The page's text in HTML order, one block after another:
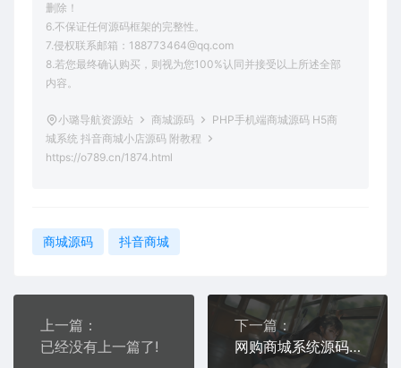
删除！
6.不保证任何源码框架的完整性。
7.侵权联系邮箱：188773464@qq.com
8.若您最终确认购买，则视为您100%认同并接受以上所述全部
内容。
小璐导航资源站 商城源码
PHP手机端商城源码 H5商
城系统 抖音商城小店源码 附教程
https://o789.cn/1874.html
商城源码 抖音商城
上一篇：
已经没有上一篇了!
下一篇：
网购商城系统源码 网店买卖交易平台 积分兑换商城系统源码